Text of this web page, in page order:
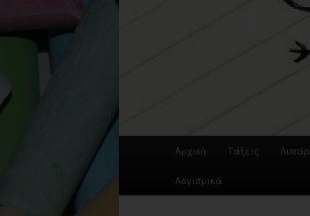
Αρχική Τάξεις
Λογισμικά